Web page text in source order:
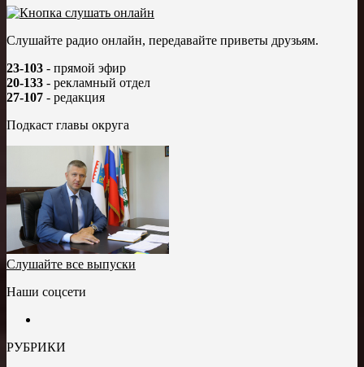
Слушайте радио онлайн, передавайте приветы друзьям.
23-103 - прямой эфир
20-133 - рекламный отдел
27-107 - редакция
Подкаст главы округа
Слушайте все выпуски
Наши соцсети
РУБРИКИ